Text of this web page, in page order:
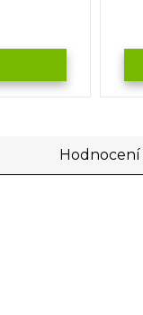
Hodnocení